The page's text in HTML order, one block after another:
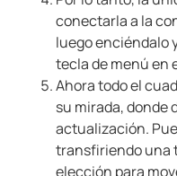
conectarla a la
luego enciéndalo
tecla de menú en
Ahora todo el
su mirada, donde
actualización.
transfiriendo una
elección para